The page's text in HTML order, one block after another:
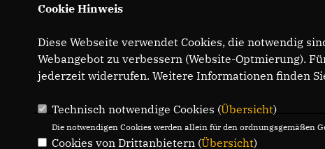
Cookie Hinweis
Diese Webseite verwendet Cookies, die notwendig
Webangebot zu verbessern (Website-Optmierung).
jederzeit widerrufen. Weitere Informationen finden
Technisch notwendige Cookies (Übersicht)
Die notwendigen Cookies werden allein für den ordnungsgemäßen
Cookies von Drittanbietern (Übersicht)